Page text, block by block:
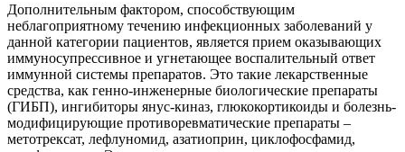
Дополнительным фактором, способствующим
неблагоприятному течению инфекционных заболеваний у
данной категории пациентов, является прием оказывающих
иммуносупрессивное и угнетающее воспалительный ответ
иммунной системы препаратов. Это такие лекарственные
средства, как генно-инженерные биологические препараты
(ГИБП), ингибиторы янус-киназ, глюкокортикоиды и болезнь-
модифицирующие противоревматические препараты –
метотрексат, лефлуномид, азатиоприн, циклофосфамид,